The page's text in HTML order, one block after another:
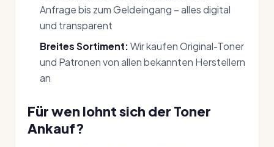
Anfrage bis zum Geldeingang – alles digital
und transparent
Breites Sortiment: Wir kaufen Original-Toner
und Patronen von allen bekannten Herstellern
an
Für wen lohnt sich der Toner
Ankauf?